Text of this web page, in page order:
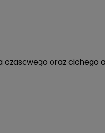
czasowego oraz cichego